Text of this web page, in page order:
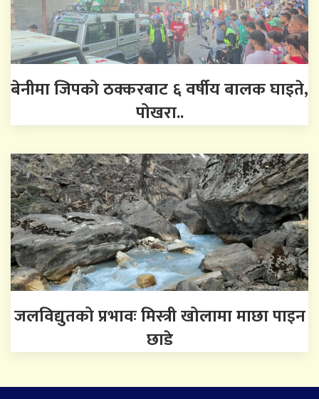
बेनीमा जिपको ठक्करबाट ६ वर्षीय बालक घाइते,
पोखरा..
जलविद्युतको प्रभावः मिस्त्री खोलामा माछा पाइन
छाडे